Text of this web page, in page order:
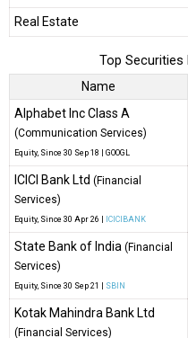
Real Estate
Top
Name
Alphabet Inc Class A
(Communication Services)
Equity , Since 30 Sep 18 | GOOGL
ICICI Bank Ltd (Financial
Services)
Equity , Since 30 Apr 26 | ICICIBANK
State Bank of India (Financial
Services)
Equity , Since 30 Sep 21 | SBIN
Kotak Mahindra Bank Ltd
(Financial Services)